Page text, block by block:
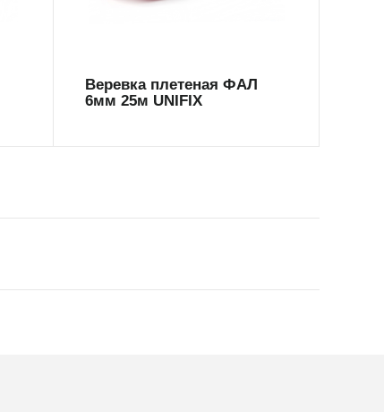
Веревка плетеная ФАЛ
6мм 25м UNIFIX